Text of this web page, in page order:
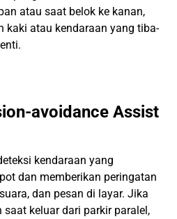
atau saat belok ke kanan,
kaki atau kendaraan yang tiba-
avoidance Assist
kendaraan yang
dan memberikan peringatan
dan pesan di layar. Jika
keluar dari parkir paralel,